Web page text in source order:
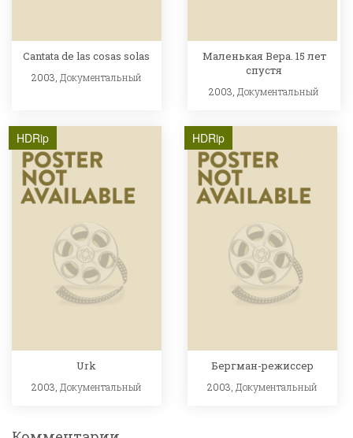
Cantata de las cosas solas
2003, Документальный
Маленькая Вера. 15 лет
спустя
2003, Документальный
HDRip
Urk
2003, Документальный
HDRip
Бергман-режиссер
2003, Документальный